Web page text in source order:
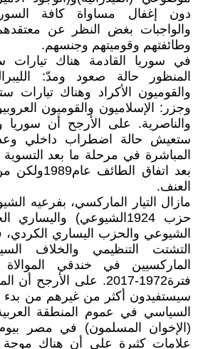
دون إغفال مساواة كافة
والواجبات بغض النظر عن
وطائفتهم وقوميتهم وجنسهم.
في سوريا القادمة هناك
المنظور حالة صعود ومدّ:
والقوميون الأكراد وهناك تيارات
وجزر: الإسلاميون والقوميون
والناصرية. على الأرجح أن
ستعيش حالة اضطراب داخلي
المباشرة في مرحلة ما بعد
بعد اتفاق
العنف.
مازال التيار الماركسي، بفرعيه
حزب 1924الشيوعي)
الشيوعي والحزب اليساري
التشتت التنظيمي والخلاف
الماركسيين في خندقي
فترة1972-2017. على
سيستفيدون أكثر من غيرهم من بدء
السياسي في عموم المنطقة
علامات كثيرة على أن هناك